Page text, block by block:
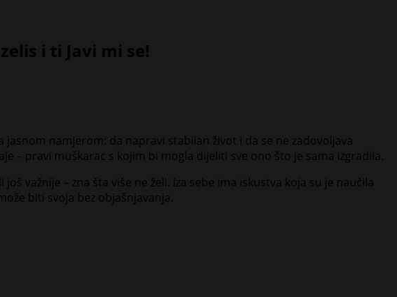
i ti Javi mi se!
namjerom: da napravi stabilan život i da se ne zadovoljava
– pravi muškarac s kojim bi mogla dijeliti sve ono što je sama izgradila.
važnije – zna šta više ne želi. Iza sebe ima iskustva koja su je naučila
biti svoja bez objašnjavanja.